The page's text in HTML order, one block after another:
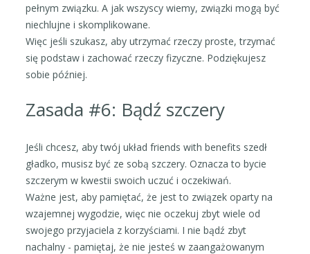
pełnym związku. A jak wszyscy wiemy, związki mogą być
niechlujne i skomplikowane.
Więc jeśli szukasz, aby utrzymać rzeczy proste, trzymać
się podstaw i zachować rzeczy fizyczne. Podziękujesz
sobie później.
Zasada #6: Bądź szczery
Jeśli chcesz, aby twój układ friends with benefits szedł
gładko, musisz być ze sobą szczery. Oznacza to bycie
szczerym w kwestii swoich uczuć i oczekiwań.
Ważne jest, aby pamiętać, że jest to związek oparty na
wzajemnej wygodzie, więc nie oczekuj zbyt wiele od
swojego przyjaciela z korzyściami. I nie bądź zbyt
nachalny - pamiętaj, że nie jesteś w zaangażowanym